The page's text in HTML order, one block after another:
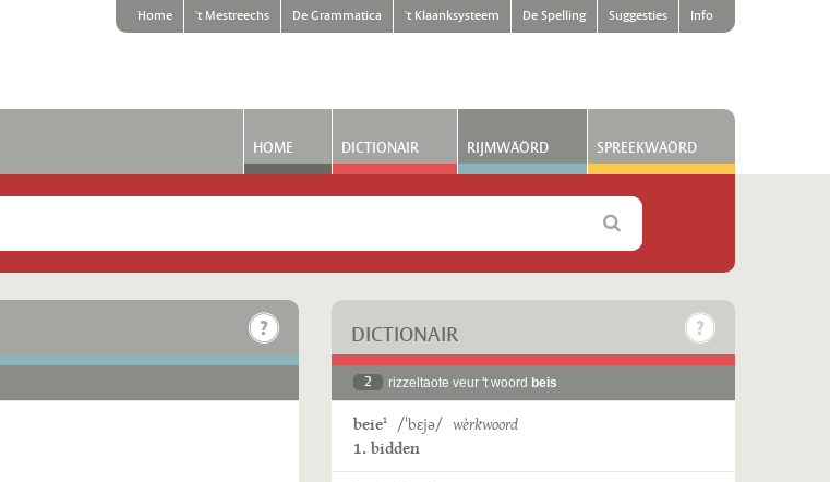
Home 't Mestreechs De Grammatica 't Klaanksysteem De Spelling Suggesties Info
HOME DICTIONAIR RIJMWÄÖRD SPREEKWÄÖRD
DICTIONAIR
2 rizzeltaote veur 't woord beis
beie1 /ˈbɛjə/ wèrkwoord
1. bidden